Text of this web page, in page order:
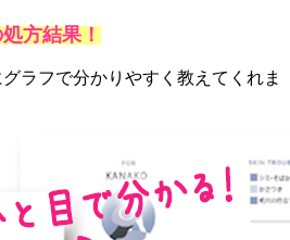
方結果！
ラフで分かりやすく教えてくれま